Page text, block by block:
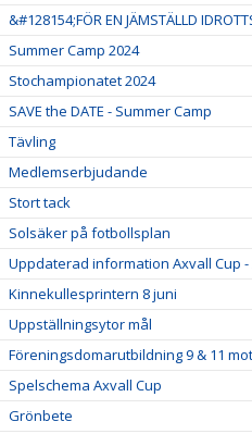
&#128154;FÖR EN JÄMSTÄLLD
Summer Camp 2024
Stochampionatet 2024
SAVE the DATE - Summer Camp
Tävling
Medlemserbjudande
Stort tack
Solsäker på fotbollsplan
Uppdaterad information Axvall Cup -
Kinnekullesprintern 8 juni
Uppställningsytor mål
Föreningsdomarutbildning 9 & 11
Spelschema Axvall Cup
Grönbete